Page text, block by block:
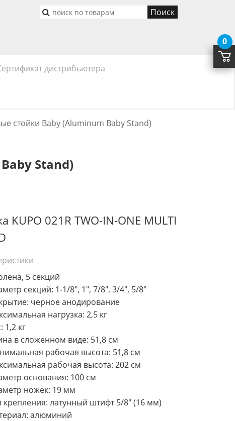
Поиск
дистрибьютера
стойки Baby (Aluminum Baby Stand)
Stand)
KUPO 021R TWO-IN-ONE MULTI
5 секций
секций: 1-1/8", 1", 7/8", 3/4", 5/8"
черное анодирование
нагрузка: 2,5 кг
1,2 кг
в сложенном виде: 51,8 см
рабочая высота: 51,8 см
рабочая высота: 202 см
основания: 100 см
ножек: 19 мм
крепления: латунный штифт 5/8" (16 мм)
алюминий
0